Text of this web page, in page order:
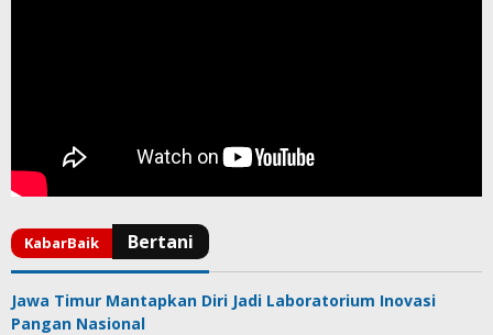
Jawa Timur Mantapkan Diri Jadi Laboratorium Inovasi
Pangan Nasional